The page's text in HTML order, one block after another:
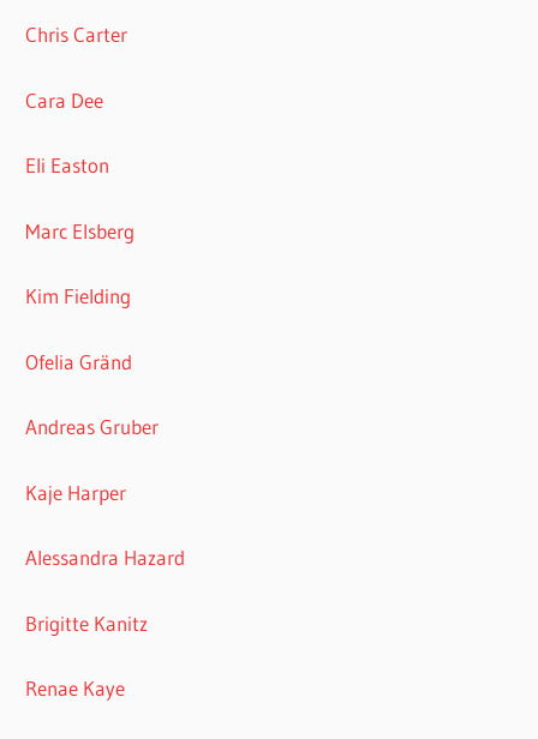
Chris Carter
Cara Dee
Eli Easton
Marc Elsberg
Kim Fielding
Ofelia Gränd
Andreas Gruber
Kaje Harper
Alessandra Hazard
Brigitte Kanitz
Renae Kaye